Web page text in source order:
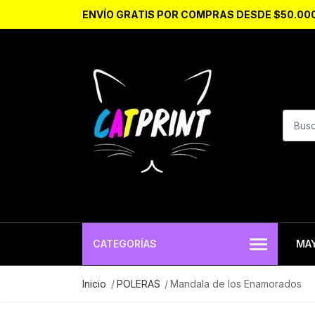
ENVÍO GRATIS POR COMPRAS DESDE
CATEGORÍAS
Inicio POLERAS Mandala de los Enamorados